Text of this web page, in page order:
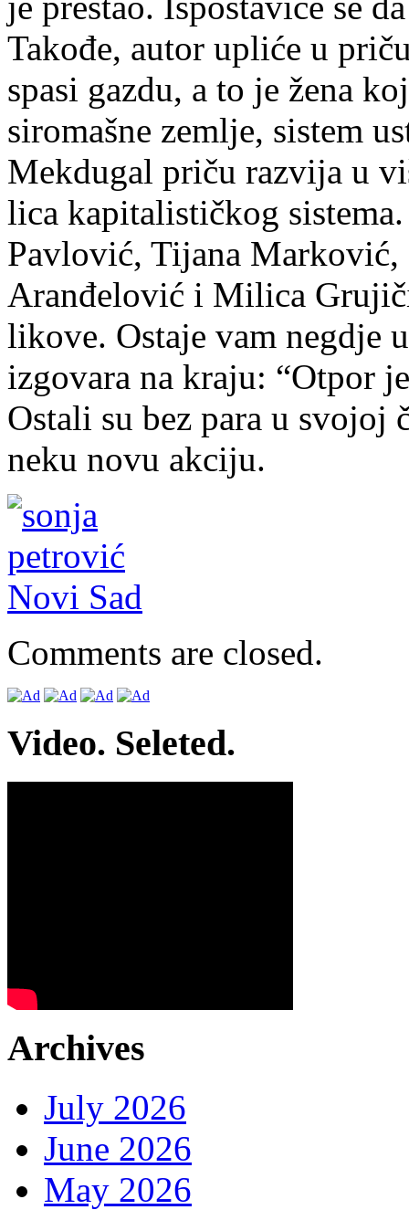
Takođe, autor upliće u
spasi gazdu, a to je žena
siromašne zemlje, sistem
Mekdugal priču razvija u
lica kapitalističkog
Pavlović, Tijana
Aranđelović i Milica
likove. Ostaje vam negdje
izgovara na kraju: “Otpor
Ostali su bez para u svojoj
neku novu akciju.
Comments are closed.
Video. Seleted.
Archives
July 2026
June 2026
May 2026